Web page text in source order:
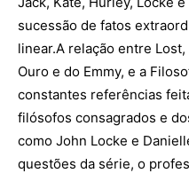
sucessão de fatos
linear.A relação entre
Ouro e do Emmy, e a
constantes referências
filósofos consagrados e
como John Locke e
questões da série, o